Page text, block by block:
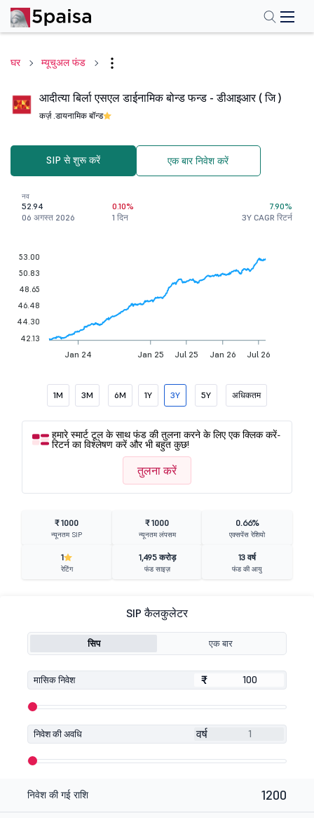
घर म्यूचुअल फंड
आदीत्या बिर्ला एसएल डाईनामिक बोन्ड फन्ड - डीआइआर ( जि )
कर्ज़ .डायनामिक बॉन्ड
SIP से शुरू करें एक बार निवेश करें
नव
52.94
06 अगस्त 2026
0.10%
1 दिन
7.90%
3Y CAGR रिटर्न
Jan 24 Jan 25 Jul 25 Jan 26 Jul 26
53.00
50.83
48.65
46.48
44.30
42.13
1M 3M 6M 1Y 3Y 5Y अधिकतम
हमारे स्मार्ट टूल के साथ फंड की तुलना करने के लिए एक क्लिक करें-
रिटर्न का विश्लेषण करें और भी बहुत कुछ!
तुलना करें
₹ 1000
न्यूनतम SIP
₹ 1000
न्यूनतम लंपसम
0.66%
एक्सपेंस रेशियो
1
रेटिंग
1,495 करोड़
फंड साइज़
13 वर्ष
फंड की आयु
SIP कैलकुलेटर
सिप एक बार
मासिक निवेश ₹
₹
निवेश की अवधि वर्ष
निवेश की गई राशि 1200